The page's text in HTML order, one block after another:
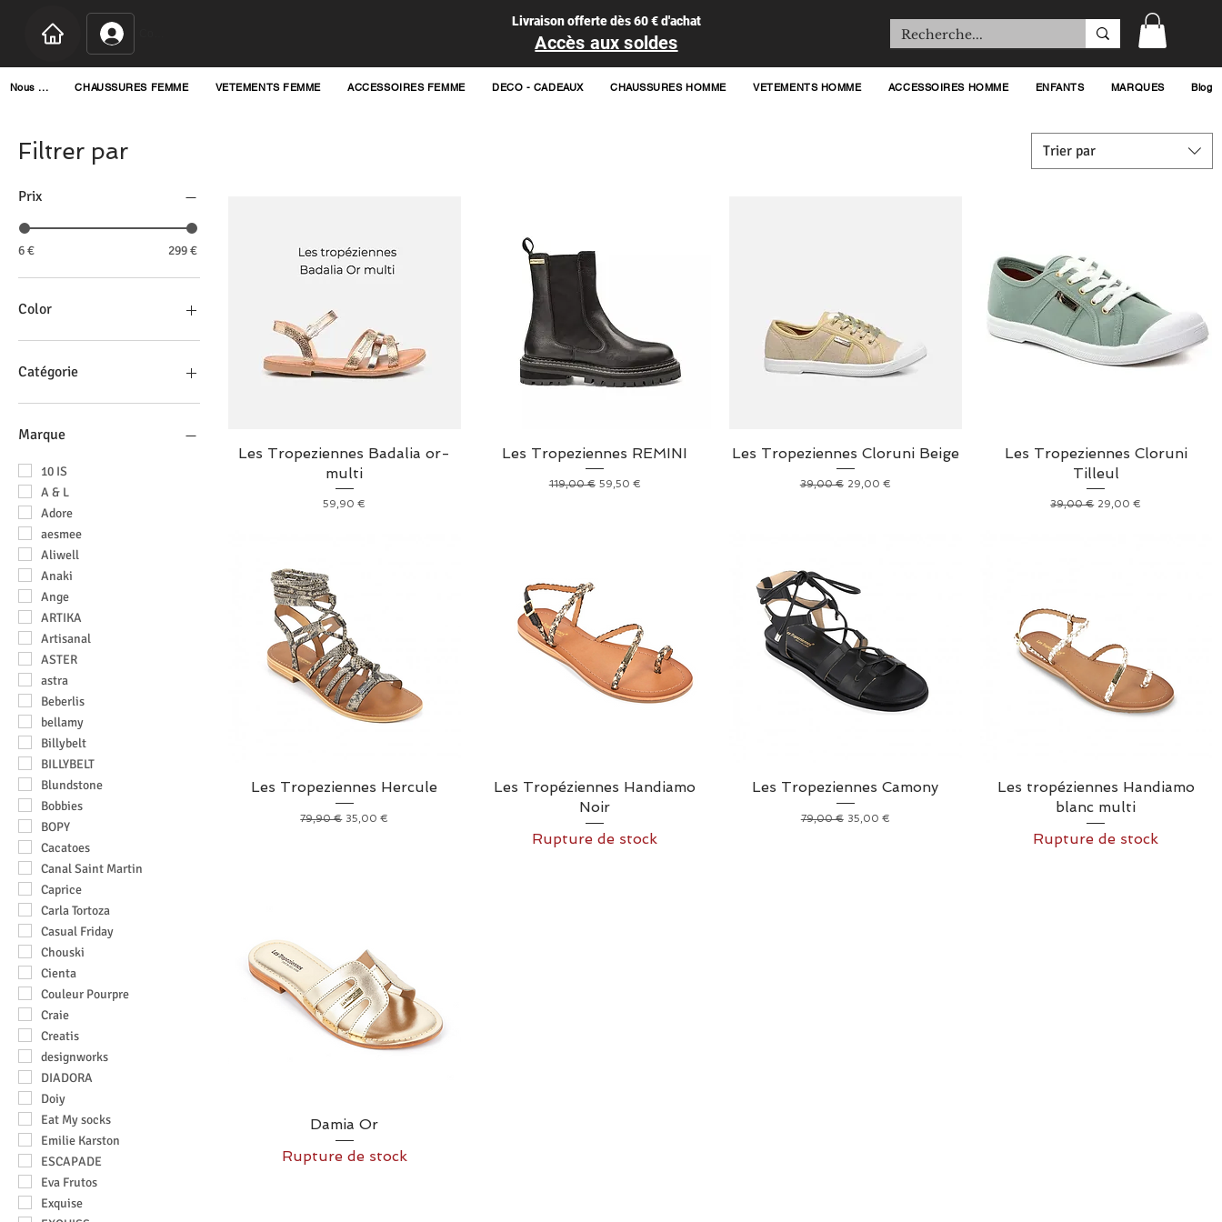
Livraison offerte dès 60 € d'achat
Accès aux soldes
Nous ... CHAUSSURES FEMME VETEMENTS FEMME ACCESSOIRES FEMME DECO - CADEAUX CHAUSSURES HOMME VETEMENTS HOMME ACCESSOIRES HOMME ENFANTS MARQUES Blog
Filtrer par
Prix
6 € 299 €
Color
Catégorie
Homme
trousse de toilette
Marque
10 IS
A & L
Adore
aesmee
Aliwell
Anaki
Ange
ARTIKA
Artisanal
ASTER
astra
Beberlis
bellamy
Billybelt
BILLYBELT
Blundstone
Bobbies
BOPY
Cacatoes
Canal Saint Martin
Caprice
Carla Tortoza
Casual Friday
Chouski
Cienta
Couleur Pourpre
Craie
Creatis
designworks
DIADORA
Doiy
Eat My socks
Emilie Karston
ESCAPADE
Eva Frutos
Exquise
Trier par
Les Tropeziennes Badalia or-
multi
Prix
59,90 €
Les Tropeziennes REMINI
Prix original
119,00 € Prix promotionnel
59,50 €
Les Tropeziennes Cloruni Beige
Prix original
39,00 € Prix promotionnel
29,00 €
Les Tropeziennes Cloruni
Tilleul
Prix original
39,00 € Prix promotionnel
29,00 €
Les Tropeziennes Hercule
Prix original
79,90 € Prix promotionnel
35,00 €
Les Tropéziennes Handiamo
Noir
Rupture de stock
Les Tropeziennes Camony
Prix original
79,00 € Prix promotionnel
35,00 €
Les tropéziennes Handiamo
blanc multi
Rupture de stock
Damia Or
Rupture de stock